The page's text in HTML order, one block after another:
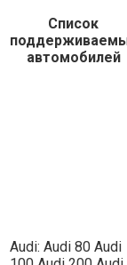
Список
автомобилей
Audi: Audi 80 Audi